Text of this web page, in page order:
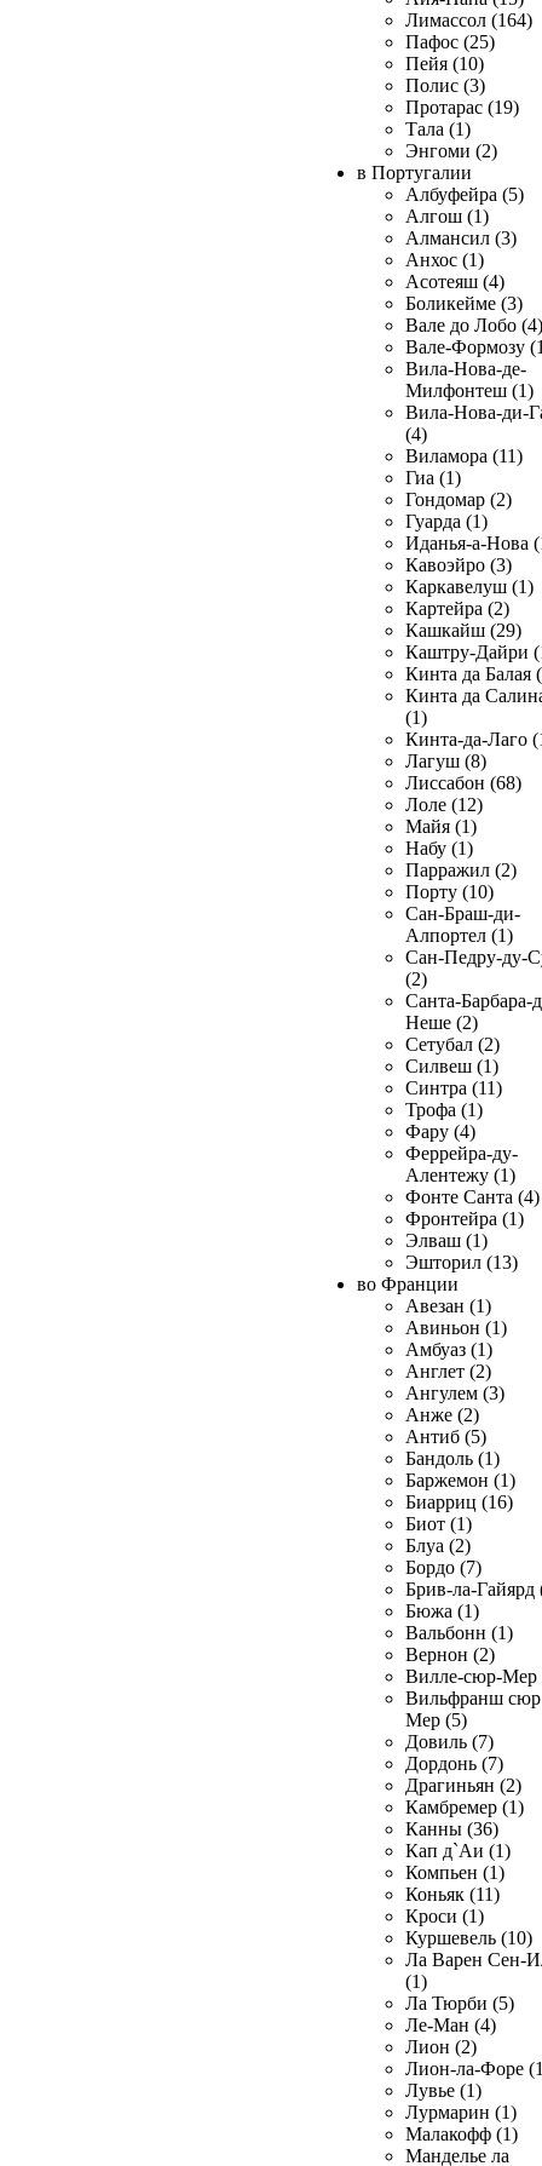
Лимассол (164)
Пафос (25)
Пейя (10)
Полис (3)
Протарас (19)
Тала (1)
Энгоми (2)
в Португалии
Албуфейра (5)
Алгош (1)
Алмансил (3)
Анхос (1)
Асотеяш (4)
Боликейме (3)
Вале до Лобо (4)
Вале-Формозу
Вила-Нова-де-
Милфонтеш (1)
Вила-Нова-ди-
(4)
Виламора (11)
Гиа (1)
Гондомар (2)
Гуарда (1)
Иданья-а-Нова
Кавоэйро (3)
Каркавелуш (1)
Картейра (2)
Кашкайш (29)
Каштру-Дайри
Кинта да Балая
Кинта да
(1)
Кинта-да-Лаго
Лагуш (8)
Лиссабон (68)
Лоле (12)
Майя (1)
Набу (1)
Парражил (2)
Порту (10)
Сан-Браш-ди-
Алпортел (1)
Сан-Педру-ду-
(2)
Санта-Барбара-
Неше (2)
Сетубал (2)
Силвеш (1)
Синтра (11)
Трофа (1)
Фару (4)
Феррейра-ду-
Алентежу (1)
Фонте Санта (4)
Фронтейра (1)
Элваш (1)
Эшторил (13)
во Франции
Авезан (1)
Авиньон (1)
Амбуаз (1)
Англет (2)
Ангулем (3)
Анже (2)
Антиб (5)
Бандоль (1)
Баржемон (1)
Биарриц (16)
Биот (1)
Блуа (2)
Бордо (7)
Брив-ла-Гайярд
Бюжа (1)
Вальбонн (1)
Вернон (2)
Вилле-сюр-Мер
Вильфранш сюр
Мер (5)
Довиль (7)
Дордонь (7)
Драгиньян (2)
Камбремер (1)
Канны (36)
Кап д`Аи (1)
Компьен (1)
Коньяк (11)
Кроси (1)
Куршевель (10)
Ла Варен Сен-
(1)
Ла Тюрби (5)
Ле-Ман (4)
Лион (2)
Лион-ла-Форе
Лувье (1)
Лурмарин (1)
Малакофф (1)
Манделье ла